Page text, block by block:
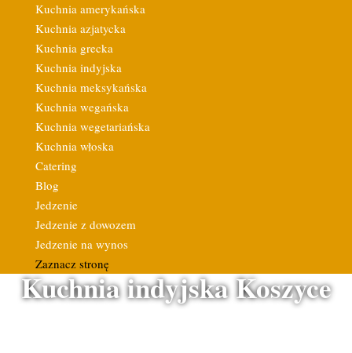
Kuchnia amerykańska
Kuchnia azjatycka
Kuchnia grecka
Kuchnia indyjska
Kuchnia meksykańska
Kuchnia wegańska
Kuchnia wegetariańska
Kuchnia włoska
Catering
Blog
Jedzenie
Jedzenie z dowozem
Jedzenie na wynos
Zaznacz stronę
Kuchnia indyjska Koszyce